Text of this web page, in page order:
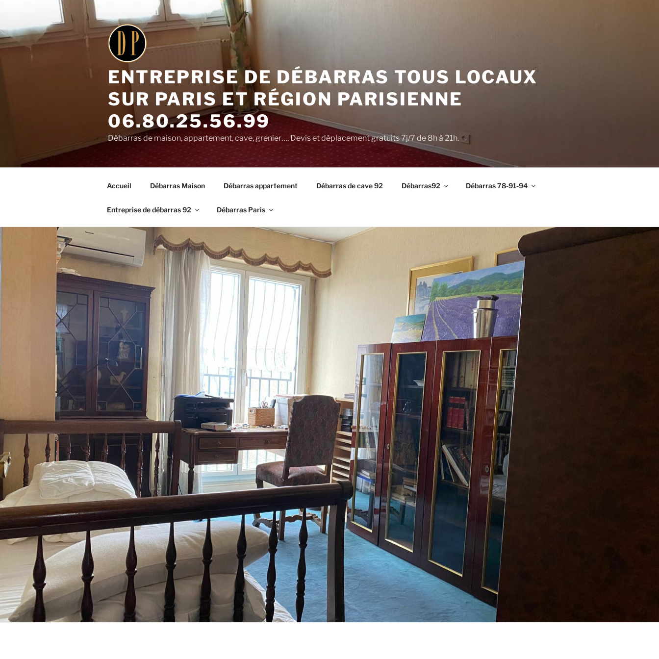
contenu
principal
ENTREPRISE DE DÉBARRAS TOUS LOCAUX
SUR PARIS ET RÉGION PARISIENNE
06.80.25.56.99
Débarras de maison, appartement, cave, grenier…. Devis et déplacement gratuits 7j/7 de 8h à 21h.
Accueil Débarras Maison Débarras appartement Débarras de cave 92 Débarras92 Débarras 78-91-94
Entreprise de débarras 92 Débarras Paris